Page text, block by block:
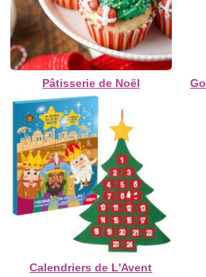
Pâtisserie de Noël
Calendriers de L'Avent